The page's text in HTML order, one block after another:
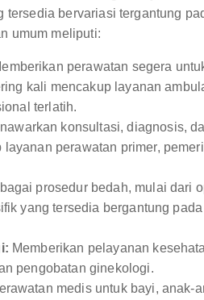
tersedia bervariasi tergantung
umum meliputi:
perawatan segera
kali mencakup layanan
terlatih.
konsultasi, diagnosis,
layanan perawatan primer,
prosedur bedah, mulai dari
yang tersedia bergantung
Memberikan pelayanan
pengobatan ginekologi.
medis untuk bayi, anak-